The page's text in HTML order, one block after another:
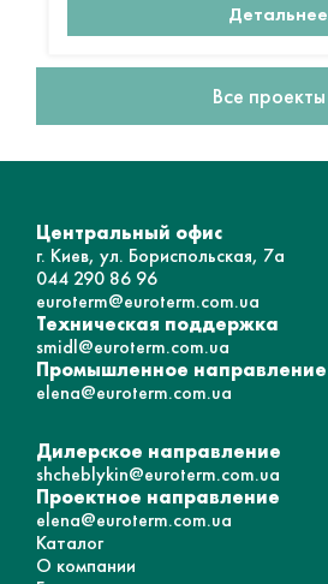
Детальнее
Все проекты
Центральный офис
г. Киев, ул. Бориспольская, 7а
044 290 86 96
euroterm@euroterm.com.ua
Техническая поддержка
smidl@euroterm.com.ua
Промышленное направление
elena@euroterm.com.ua
Дилерское направление
shcheblykin@euroterm.com.ua
Проектное направление
elena@euroterm.com.ua
Каталог
О компании